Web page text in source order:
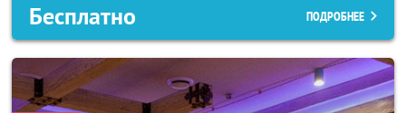
Бесплатно ПОДРОБНЕЕ